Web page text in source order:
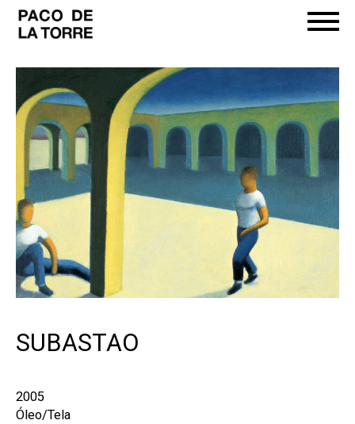
SUBASTAO
2005
Óleo/Tela